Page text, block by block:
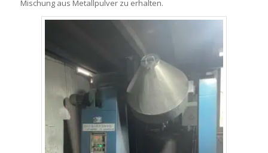
Mischung aus Metallpulver zu erhalten.